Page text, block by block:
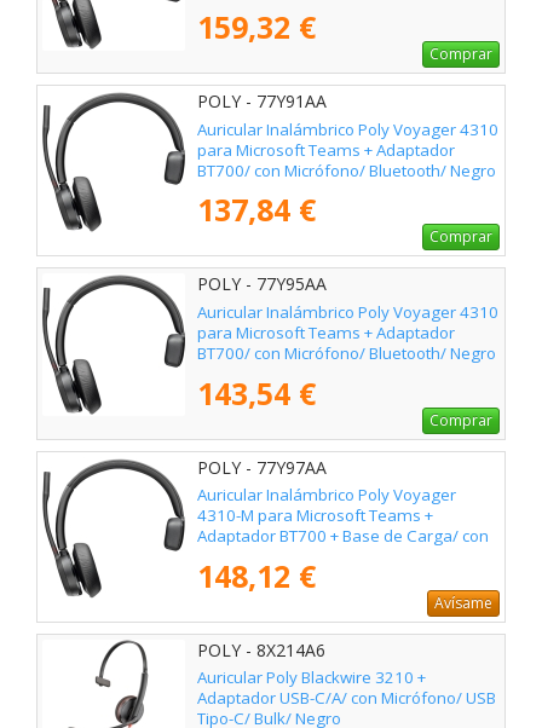
159,32 €
Comprar
POLY - 77Y91AA
Auricular Inalámbrico Poly Voyager 4310
para Microsoft Teams + Adaptador
BT700/ con Micrófono/ Bluetooth/ Negro
137,84 €
Comprar
POLY - 77Y95AA
Auricular Inalámbrico Poly Voyager 4310
para Microsoft Teams + Adaptador
BT700/ con Micrófono/ Bluetooth/ Negro
143,54 €
Comprar
POLY - 77Y97AA
Auricular Inalámbrico Poly Voyager
4310-M para Microsoft Teams +
Adaptador BT700 + Base de Carga/ con
148,12 €
Avísame
POLY - 8X214A6
Auricular Poly Blackwire 3210 +
Adaptador USB-C/A/ con Micrófono/ USB
Tipo-C/ Bulk/ Negro